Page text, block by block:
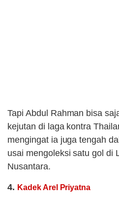
Tapi Abdul Rahman bisa
kejutan di laga kontra
mengingat ia juga tengah
usai mengoleksi satu gol di
Nusantara.
4. Kadek Arel Priyatna